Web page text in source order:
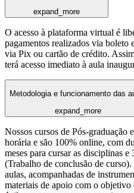
expand_more
O acesso à plataforma virtual é
pagamentos realizados via boleto
via Pix ou cartão de crédito.
terá acesso imediato à aula
Metodologia e funcionamento das
expand_more
Nossos cursos de Pós-graduação
horária e são 100% online, com
meses para cursar as disciplinas
(Trabalho de conclusão de
aulas, acompanhadas de
materiais de apoio com o